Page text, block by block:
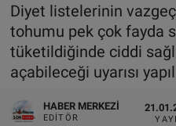
Diyet listelerinin
tohumu pek çok fayda
tüketildiğinde ciddi
açabileceği uyarısı
HABER MERKEZI
EDITÖR
AVUSTURYA
SAĞLIK - YAŞAM
BİLİM-TEKNOLOJİ
DÜNYA
BİLİM-TEKNOLOJİ
SAĞLIK
Tüm Manşetler
Son Dakika Haberleri
Haber Arşivi